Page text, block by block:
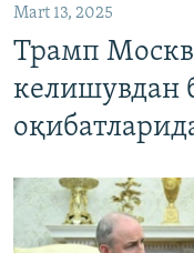
Mart 13, 2025
Трамп
келишувдан